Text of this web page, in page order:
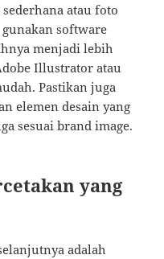
atau foto
software
menjadi lebih
Illustrator atau
Pastikan juga
elemen desain yang
sesuai brand image.
yang
adalah